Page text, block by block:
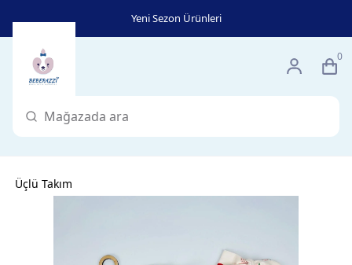
Yeni Sezon Ürünleri
0
Üçlü Takım